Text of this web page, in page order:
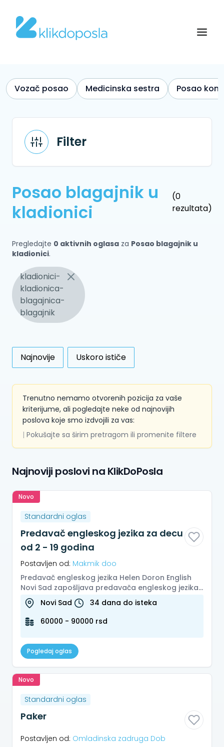
Vozač posao Medicinska sestra Posao
Filter
Posao blagajnik u
kladionici
(0
rezultata)
Pregledajte 0 aktivnih oglasa za Posao blagajnik u
kladionici.
kladionici-
kladionica-
blagajnica-
blagajnik
Najnovije Uskoro ističe
Trenutno nemamo otvorenih pozicija za vaše
kriterijume, ali pogledajte neke od najnovijih
poslova koje smo izdvojili za vas:
| Pokušajte sa širim pretragom ili promenite filtere
Najnoviji poslovi na KlikDoPosla
Novo
Standardni oglas
Predavač engleskog jezika za decu
od 2 - 19 godina
Postavljen od: Makmik doo
Predavač engleskog jezika Helen Doron English
Novi Sad zapošljava predavača engleskog jezika
za puno radno vreme. Lokaci...
Novi Sad
34 dana do isteka
60000 - 90000 rsd
Pogledaj oglas
Novo
Standardni oglas
Paker
Postavljen od: Omladinska zadruga Dob